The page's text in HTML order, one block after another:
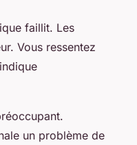
faillit. Les
Vous ressentez
un problème de